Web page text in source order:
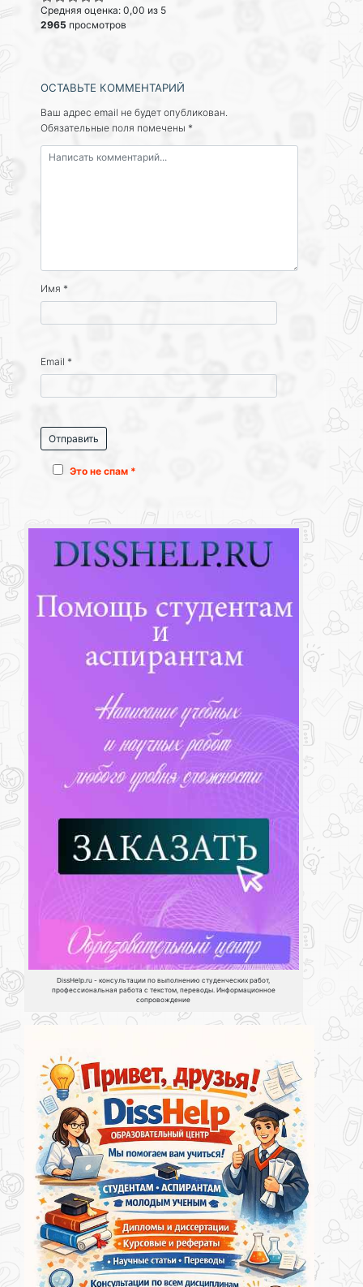
Средняя оценка: 0,00 из 5
2965 просмотров
ОСТАВЬТЕ КОММЕНТАРИЙ
Ваш адрес email не будет опубликован.
Обязательные поля помечены *
Имя *
Email *
Это не спам *
DissHelp.ru - консультации по выполнению студенческих работ,
профессиональная работа с текстом, переводы. Информационное
сопровождение